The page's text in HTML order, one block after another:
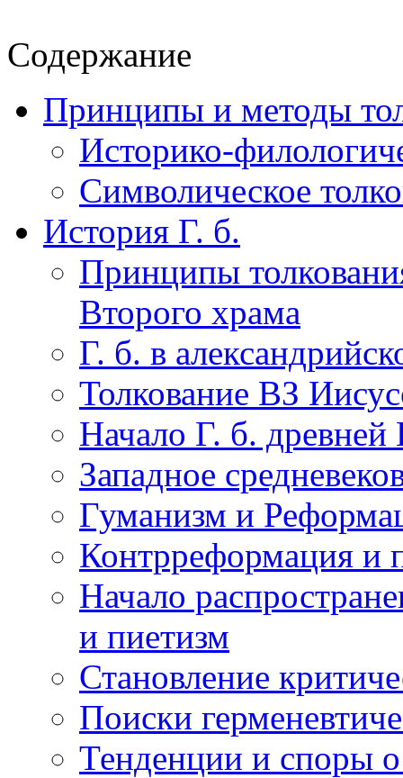
Содержание
Принципы и методы
Историко-
Символическое
История Г. б.
Принципы
Второго храма
Г. б. в
Толкование ВЗ
Начало Г. б. древней
Западное
Гуманизм и
Контрреформация и
Начало
и пиетизм
Становление
Поиски
Тенденции и споры